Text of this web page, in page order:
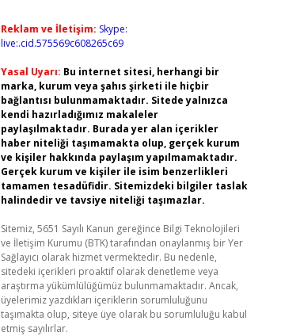
Reklam ve İletişim: Skype:
live:.cid.575569c608265c69
Yasal Uyarı: Bu internet sitesi, herhangi bir
marka, kurum veya şahıs şirketi ile hiçbir
bağlantısı bulunmamaktadır. Sitede yalnızca
kendi hazırladığımız makaleler
paylaşılmaktadır. Burada yer alan içerikler
haber niteliği taşımamakta olup, gerçek kurum
ve kişiler hakkında paylaşım yapılmamaktadır.
Gerçek kurum ve kişiler ile isim benzerlikleri
tamamen tesadüfidir. Sitemizdeki bilgiler taslak
halindedir ve tavsiye niteliği taşımazlar.
Sitemiz, 5651 Sayılı Kanun gereğince Bilgi Teknolojileri
ve İletişim Kurumu (BTK) tarafından onaylanmış bir Yer
Sağlayıcı olarak hizmet vermektedir. Bu nedenle,
sitedeki içerikleri proaktif olarak denetleme veya
araştırma yükümlülüğümüz bulunmamaktadır. Ancak,
üyelerimiz yazdıkları içeriklerin sorumluluğunu
taşımakta olup, siteye üye olarak bu sorumluluğu kabul
etmiş sayılırlar.